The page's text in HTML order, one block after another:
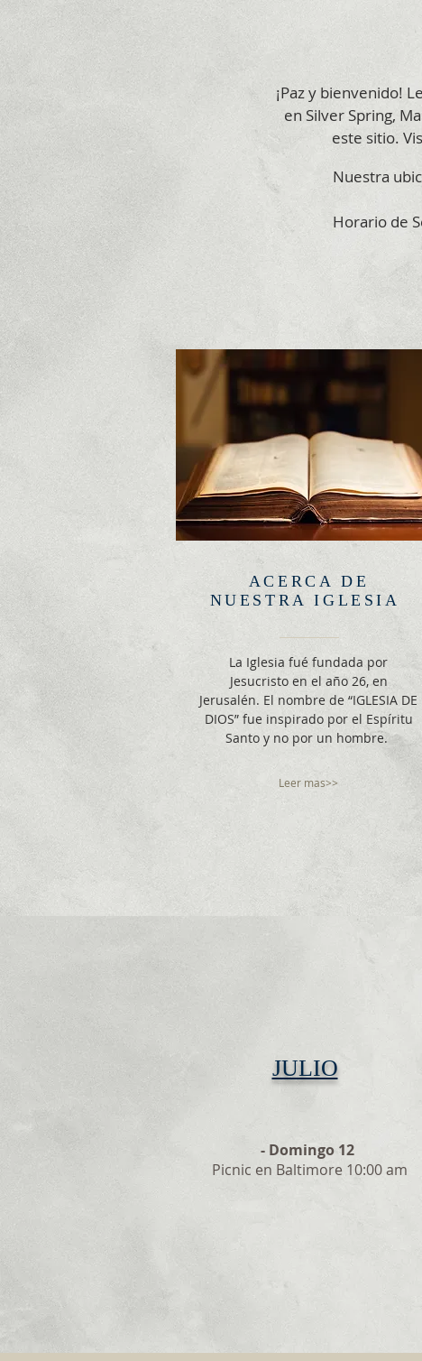
¡Paz y bienvenido!
en Silver Spring,
este sitio.
Nuestra
Horario de
3:30
ACERCA DE
NUESTRA IGLESIA
La Iglesia fué fundada por
Jesucristo en el año 26, en
Jerusalén. El nombre de “IGLESIA DE
DIOS” fue inspirado por el Espíritu
Santo y no por un hombre.
Leer mas>>
JULIO
- Domingo 12
Picnic en Baltimore 10:00 am